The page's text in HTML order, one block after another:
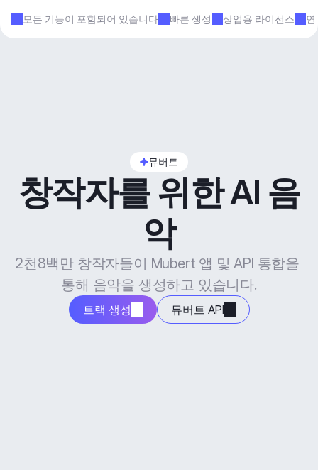
모든 기능이 포함되어 있습니다 빠른 생성 상업용 라이선스
뮤버트
창작자를 위한 AI 음
악
2천8백만 창작자들이 Mubert 앱 및 API 통합을
통해 음악을 생성하고 있습니다.
트랙 생성 뮤버트 API